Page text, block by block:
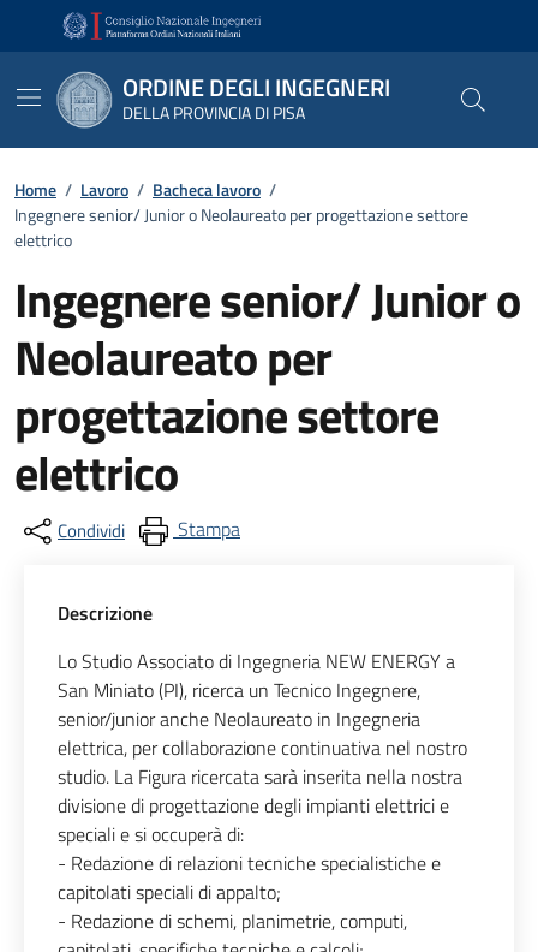
Vai ai contenuti
Vai al footer
ORDINE DEGLI INGEGNERI
DELLA PROVINCIA DI PISA
Home / Lavoro / Bacheca lavoro /
Ingegnere senior/ Junior o Neolaureato per progettazione settore
elettrico
Ingegnere senior/ Junior o
Neolaureato per
progettazione settore
elettrico
Condividi Stampa
Descrizione
Lo Studio Associato di Ingegneria NEW ENERGY a
San Miniato (PI), ricerca un Tecnico Ingegnere,
senior/junior anche Neolaureato in Ingegneria
elettrica, per collaborazione continuativa nel nostro
studio. La Figura ricercata sarà inserita nella nostra
divisione di progettazione degli impianti elettrici e
speciali e si occuperà di:
- Redazione di relazioni tecniche specialistiche e
capitolati speciali di appalto;
- Redazione di schemi, planimetrie, computi,